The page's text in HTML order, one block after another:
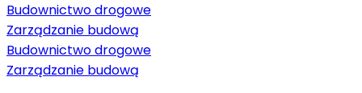
Budownictwo drogowe
Zarządzanie budową
Budownictwo drogowe
Zarządzanie budową